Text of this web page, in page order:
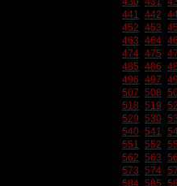
441 442
452 453
463 464
474 475
485 486
496 497
507 508
518 519
529 530
540 541
551 552
562 563
573 574
584 585